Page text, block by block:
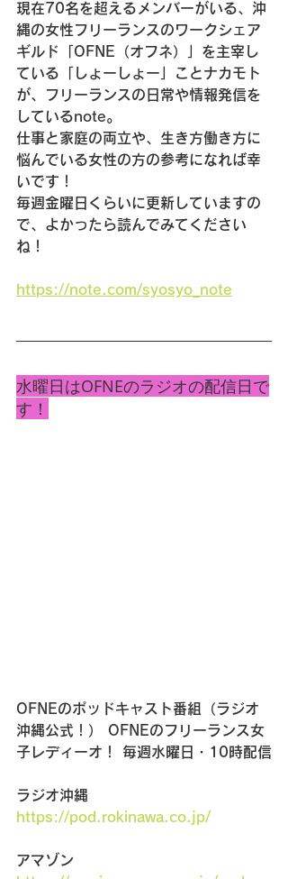
現在70名を超えるメンバーがいる、沖
縄の女性フリーランスのワークシェア
ギルド「OFNE（オフネ）」を主宰し
ている「しょーしょー」ことナカモト
が、フリーランスの日常や情報発信を
しているnote。
仕事と家庭の両立や、生き方働き方に
悩んでいる女性の方の参考になれば幸
いです！
毎週金曜日くらいに更新していますの
で、よかったら読んでみてください
ね！
https://note.com/syosyo_note
水曜日はOFNEのラジオの配信日で
す！
OFNEのポッドキャスト番組（ラジオ
沖縄公式！） OFNEのフリーランス女
子レディーオ！ 毎週水曜日・10時配信
ラジオ沖縄
https://pod.rokinawa.co.jp/
アマゾン